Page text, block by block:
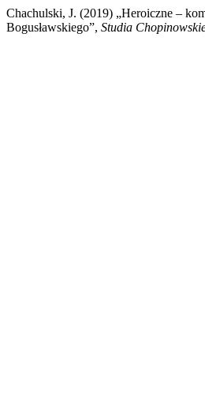
Chachulski, J. (2019) „Heroiczne –
Bogusławskiego”, Studia